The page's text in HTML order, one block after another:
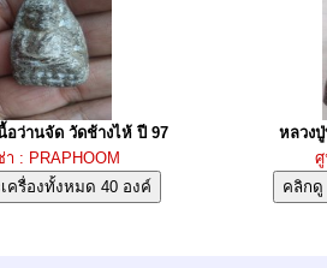
อว่านจัด วัดช้างไห้ ปี 97
า : PRAPHOOM
หลวง
ศู